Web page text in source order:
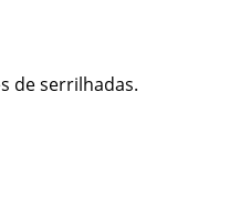
de serrilhadas.